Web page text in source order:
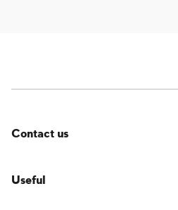
Contact us
Useful